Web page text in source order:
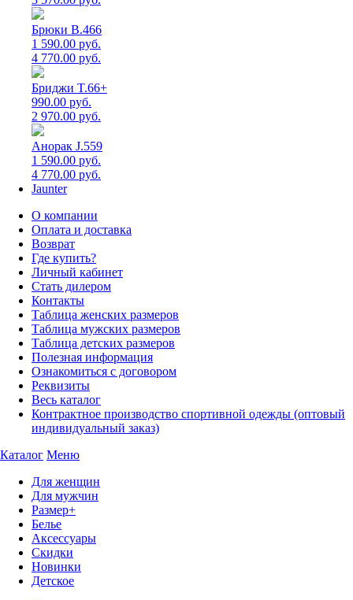
Брюки B.466
1 590.00 руб.
4 770.00 руб.
Бриджи T.66+
990.00 руб.
2 970.00 руб.
Анорак J.559
1 590.00 руб.
4 770.00 руб.
Jaunter
О компании
Оплата и доставка
Возврат
Где купить?
Личный кабинет
Стать дилером
Контакты
Таблица женских размеров
Таблица мужских размеров
Таблица детских размеров
Полезная информация
Ознакомиться с договором
Реквизиты
Весь каталог
Контрактное производство спортивной одежды (оптовый
индивидуальный заказ)
Каталог Меню
Для женщин
Для мужчин
Размер+
Белье
Аксессуары
Скидки
Новинки
Детское